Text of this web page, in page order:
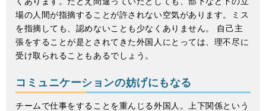
場の人間が指摘することが許されない空気があります。ミス
を指摘しても、認めないことも少なくありません。 自己主
張をすることが是とされてきた外国人にとっては、理不尽に
受け取られることもあるでしょう。
コミュニケーションの妨げにもなる
チームで仕事をすることを重んじる外国人。上下関係という